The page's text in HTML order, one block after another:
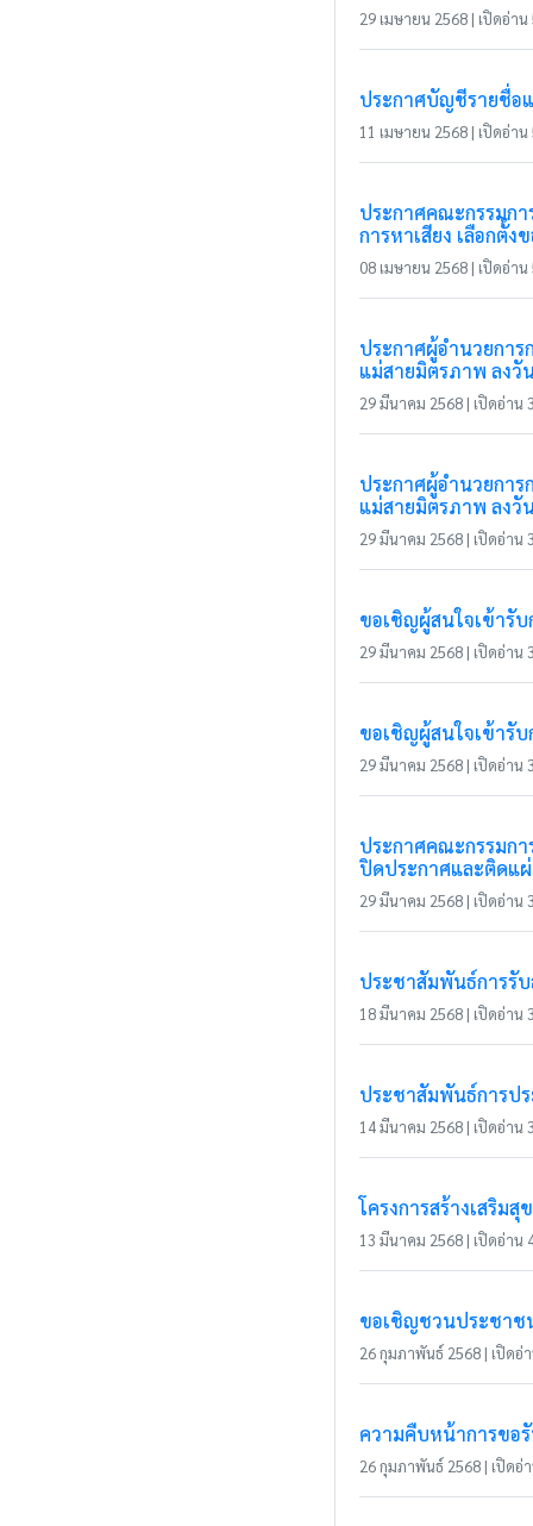
29 เมษายน 2568 | เปิดอ่าน
ประกาศบัญชีรายชื่อ
11 เมษายน 2568 | เปิดอ่าน
ประกาศคณะกรรมก
การหาเสียง เลือกตั้
08 เมษายน 2568 | เปิดอ่าน
ประกาศผู้อำนวยการ
แม่สายมิตรภาพ ลงวั
29 มีนาคม 2568 | เปิดอ่าน
ประกาศผู้อำนวยการ
แม่สายมิตรภาพ ลงวั
29 มีนาคม 2568 | เปิดอ่าน
ขอเชิญผู้สนใจเข้ารั
29 มีนาคม 2568 | เปิดอ่าน
ขอเชิญผู้สนใจเข้ารั
29 มีนาคม 2568 | เปิดอ่าน
ประกาศคณะกรรมก
ปิดประกาศและติดแ
29 มีนาคม 2568 | เปิดอ่าน
ประชาสัมพันธ์การรั
18 มีนาคม 2568 | เปิดอ่าน
ประชาสัมพันธ์การป
14 มีนาคม 2568 | เปิดอ่าน
โครงการสร้างเสริม
13 มีนาคม 2568 | เปิดอ่าน
ขอเชิญชวนประชาช
26 กุมภาพันธ์ 2568 | เปิดอ่
ความคืบหน้าการขอ
26 กุมภาพันธ์ 2568 | เปิดอ่